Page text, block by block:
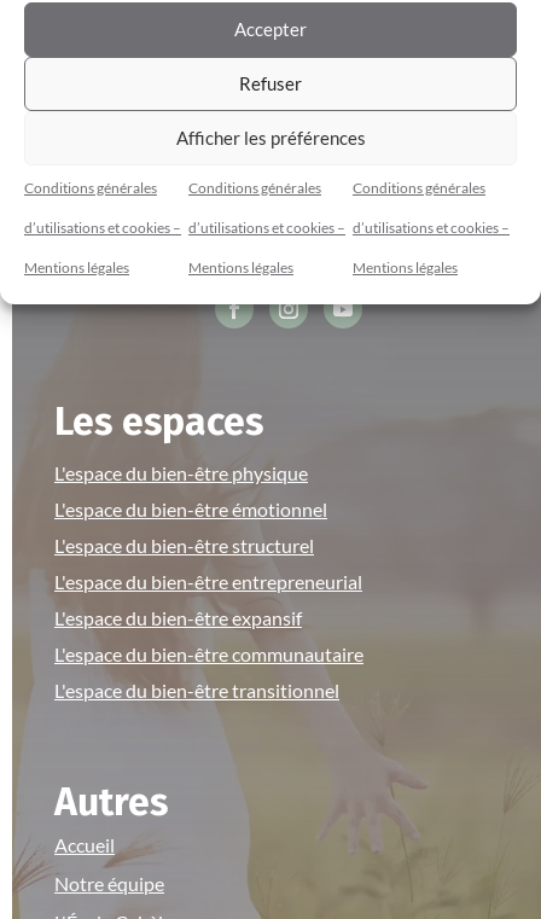
Accepter
Refuser
Afficher les préférences
Conditions générales
d’utilisations et cookies –
Mentions légales
Conditions générales
d’utilisations et cookies –
Mentions légales
Conditions générales
d’utilisations et cookies –
Mentions légales
Cybèle Espace Bien-Être
Les espaces
L'espace du bien-être physique
L'espace du bien-être émotionnel
L'espace du bien-être structurel
L'espace du bien-être entrepreneurial
L'espace du bien-être expansif
L'espace du bien-être communautaire
L'espace du bien-être transitionnel
Autres
Accueil
Notre équipe